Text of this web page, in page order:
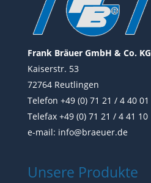
Frank Bräuer GmbH & Co. KG
Kaiserstr. 53
72764 Reutlingen
Telefon +49 (0) 71 21 / 4 40 01
Telefax +49 (0) 71 21 / 4 41 10
e-mail: info@braeuer.de
Unsere Produkte